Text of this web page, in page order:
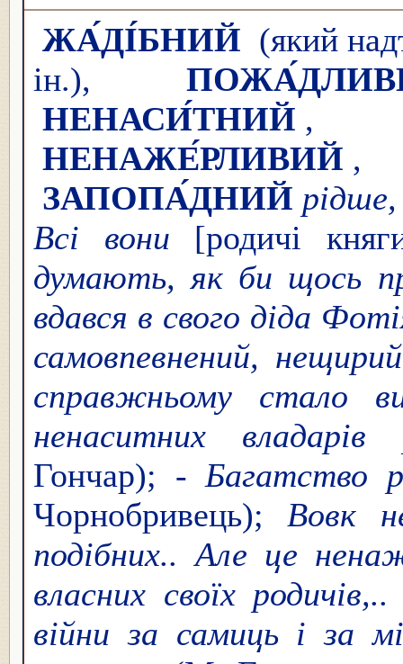
ЖА́ДІ́БНИЙ (який
ін.),
НЕНАСИ́ТНИЙ
НЕНАЖЕ́РЛИВИЙ
ЗАПОПА́ДНИЙ рідше,
Всі вони [родичі
думають, як би щось
вдався в свого діда
самовпевнений, нещирий
справжньому стало
ненаситних владарів
Гончар); - Багатство
Чорнобривець); Вовк
подібних.. Але це
власних своїх
війни за самиць і за